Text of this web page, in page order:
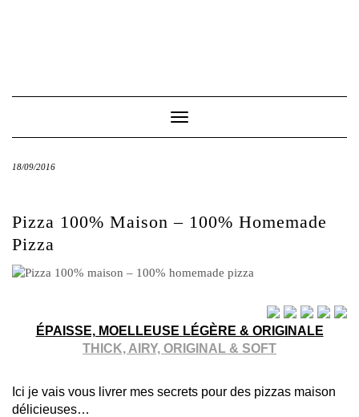
Toggle
Navigation
18/09/2016
Pizza 100% Maison – 100% Homemade
Pizza
ÉPAISSE, MOELLEUSE LÉGÈRE & ORIGINALE
THICK, AIRY, ORIGINAL & SOFT
Ici je vais vous livrer mes secrets pour des pizzas maison
délicieuses…